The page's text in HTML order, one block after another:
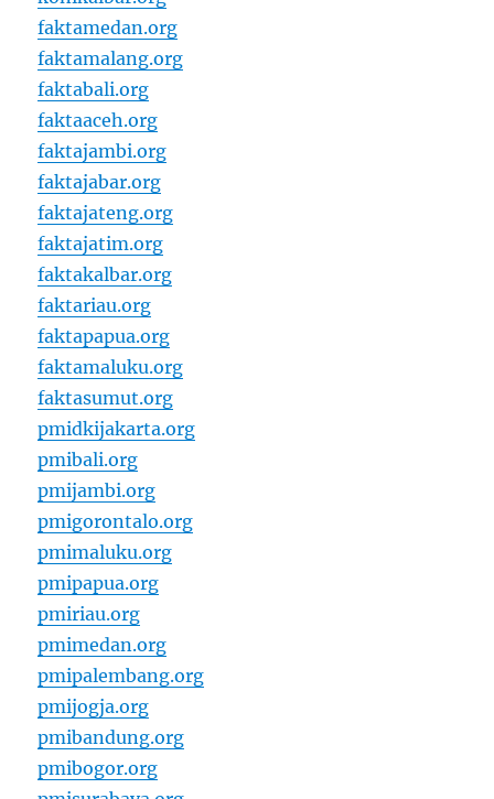
faktamedan.org
faktamalang.org
faktabali.org
faktaaceh.org
faktajambi.org
faktajabar.org
faktajateng.org
faktajatim.org
faktakalbar.org
faktariau.org
faktapapua.org
faktamaluku.org
faktasumut.org
pmidkijakarta.org
pmibali.org
pmijambi.org
pmigorontalo.org
pmimaluku.org
pmipapua.org
pmiriau.org
pmimedan.org
pmipalembang.org
pmijogja.org
pmibandung.org
pmibogor.org